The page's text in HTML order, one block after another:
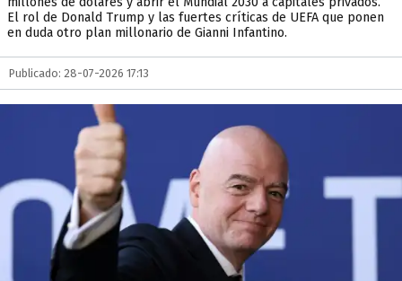
El rol de Donald Trump y las fuertes críticas de UEFA que ponen
en duda otro plan millonario de Gianni Infantino.
Publicado: 28-07-2026 17:13